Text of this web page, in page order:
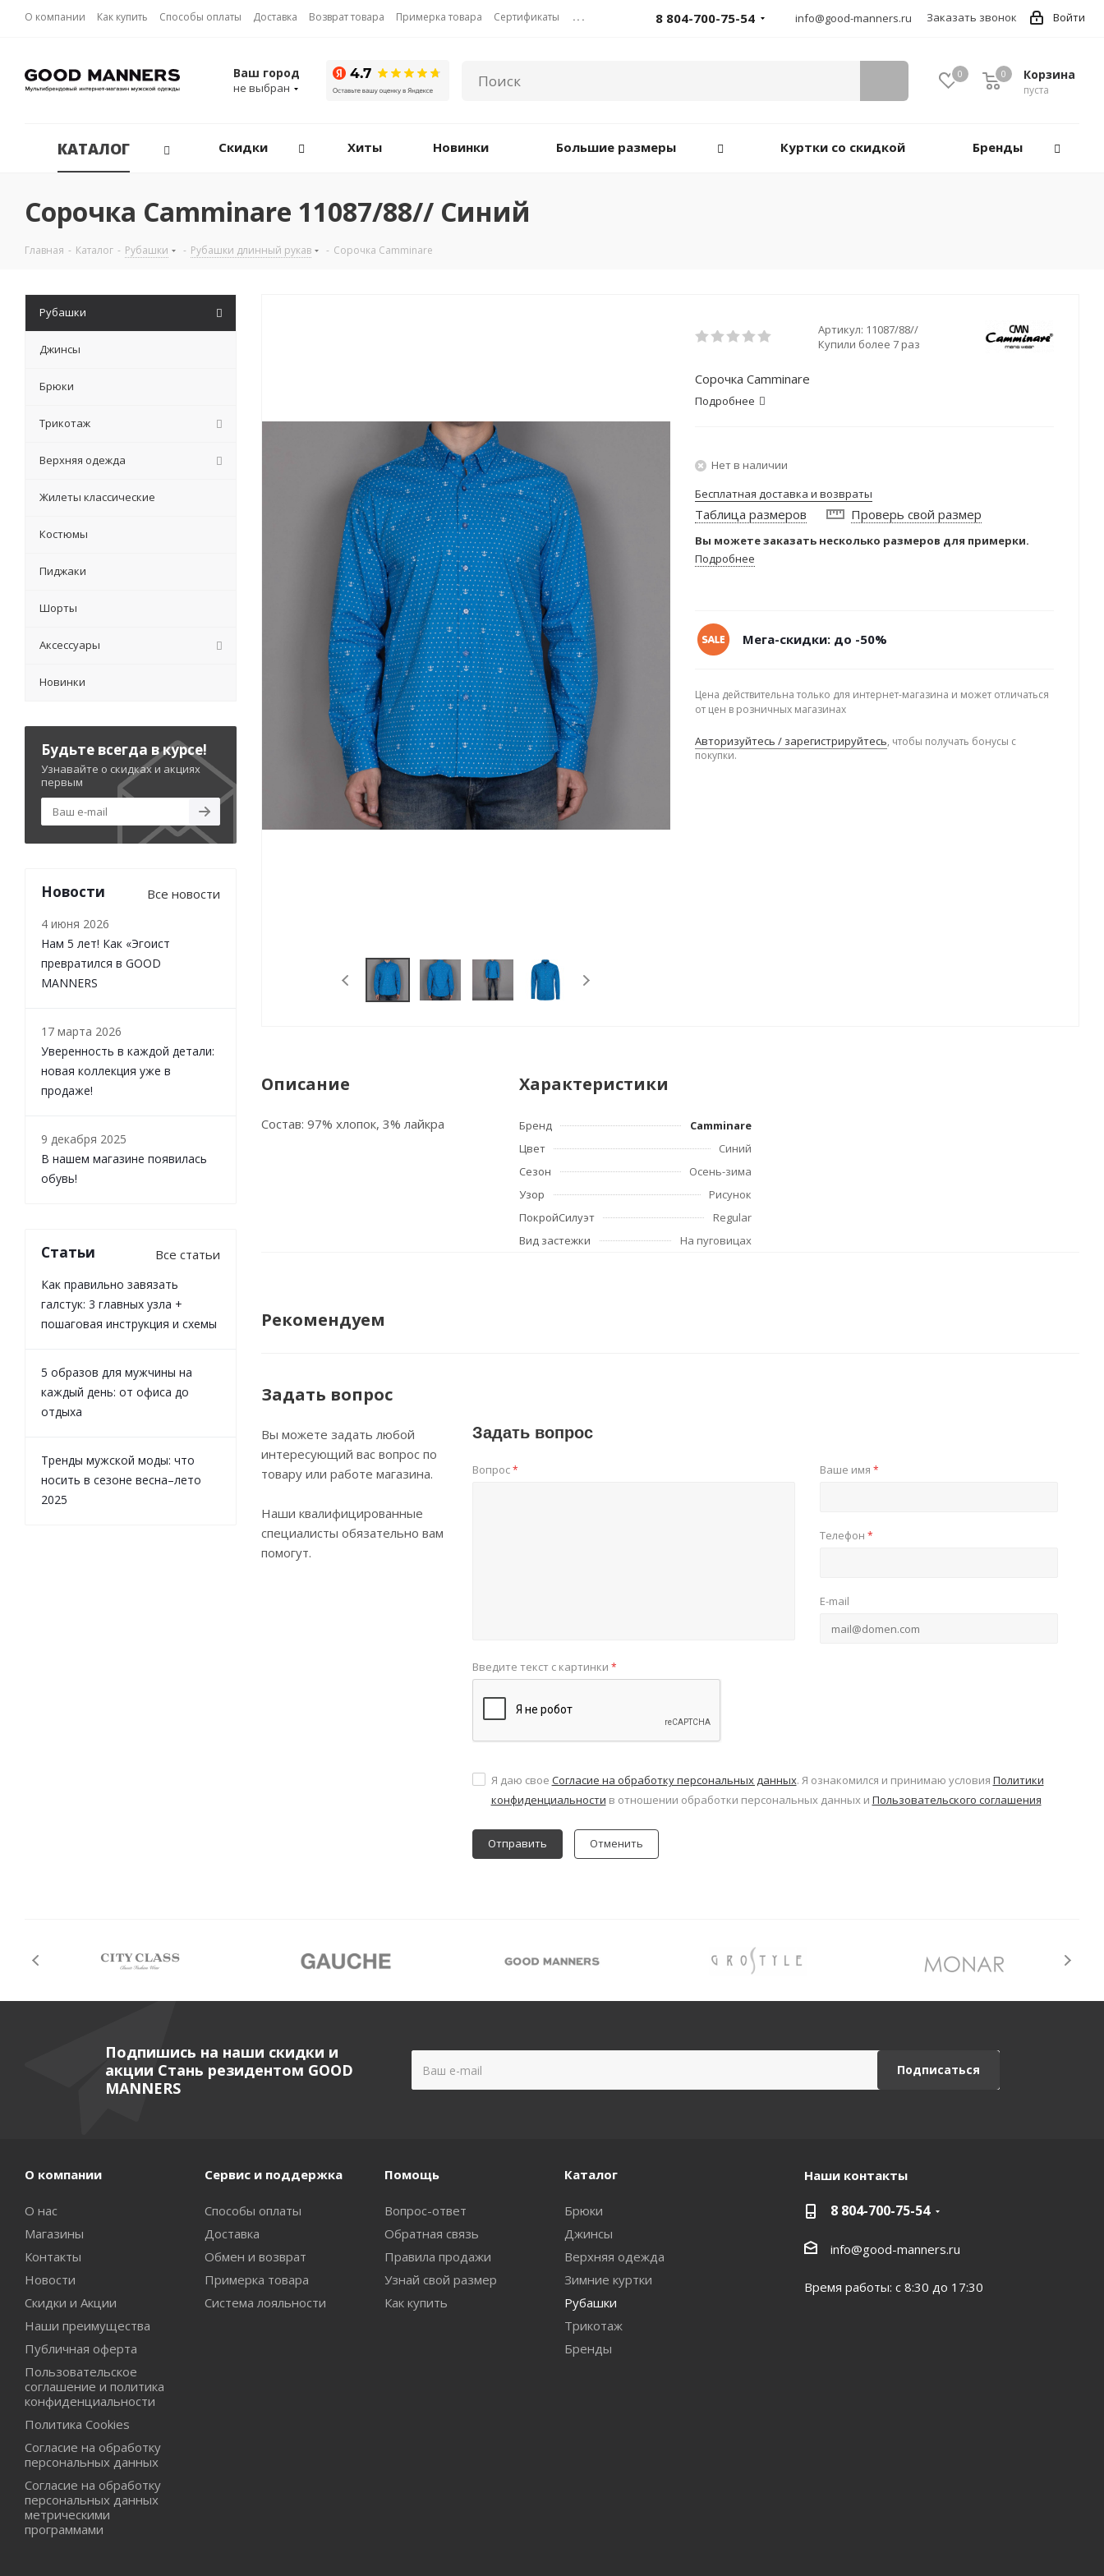
О компании Как купить Способы оплаты Доставка Возврат товара Примерка товара Сертификаты ... Войти
8 804-700-75-54 info@good-manners.ru Заказать звонок
Ваш город
не выбран
0 Корзина
пуста
0
КАТАЛОГ Скидки Хиты Новинки Большие размеры Куртки со скидкой Бренды
Сорочка Camminare 11087/88// Синий
Главная - Каталог - Рубашки - Рубашки длинный рукав - Сорочка Camminare
Артикул: 11087/88//
Купили более 7 раз
Сорочка Camminare
Подробнее
Нет в наличии
Бесплатная доставка и возвраты
Таблица размеров Проверь свой размер
Вы можете заказать несколько размеров для примерки.
Подробнее
Мега-скидки: до -50%
Цена действительна только для интернет-магазина и может отличаться
от цен в розничных магазинах
Авторизуйтесь / зарегистрируйтесь, чтобы получать бонусы с
покупки.
Описание
Состав: 97% хлопок, 3% лайкра
Характеристики
Бренд
Camminare
Цвет
Синий
Сезон
Осень-зима
Узор
Рисунок
ПокройСилуэт
Regular
Вид застежки
На пуговицах
Рекомендуем
Задать вопрос
Вы можете задать любой
интересующий вас вопрос по
товару или работе магазина.
Наши квалифицированные
специалисты обязательно вам
помогут.
Задать вопрос
Вопрос* Ваше имя *
Телефон *
E-mail
Введите текст с картинки *
Я даю свое Согласие на обработку персональных данных. Я ознакомился и принимаю условия Политики
конфиденциальности в отношении обработки персональных данных и Пользовательского соглашения
Отменить
Рубашки
Джинсы
Брюки
Трикотаж
Верхняя одежда
Жилеты классические
Костюмы
Пиджаки
Шорты
Аксессуары
Новинки
Будьте всегда в курсе!
Узнавайте о скидках и акциях
первым
Новости Все новости
4 июня 2026
Нам 5 лет! Как «Эгоист
превратился в GOOD
MANNERS
17 марта 2026
Уверенность в каждой детали:
новая коллекция уже в
продаже!
9 декабря 2025
В нашем магазине появилась
обувь!
Статьи Все статьи
Как правильно завязать
галстук: 3 главных узла +
пошаговая инструкция и схемы
5 образов для мужчины на
каждый день: от офиса до
отдыха
Тренды мужской моды: что
носить в сезоне весна–лето
2025
Подпишись на наши скидки и
акции Стань резидентом GOOD
MANNERS
О компании
О нас
Магазины
Контакты
Новости
Скидки и Акции
Наши преимущества
Публичная оферта
Пользовательское
соглашение и политика
конфиденциальности
Политика Cookies
Согласие на обработку
персональных данных
Согласие на обработку
персональных данных
метрическими
программами
Сервис и поддержка
Способы оплаты
Доставка
Обмен и возврат
Примерка товара
Система лояльности
Помощь
Вопрос-ответ
Обратная связь
Правила продажи
Узнай свой размер
Как купить
Каталог
Брюки
Джинсы
Верхняя одежда
Зимние куртки
Рубашки
Трикотаж
Бренды
Наши контакты
8 804-700-75-54
info@good-manners.ru
Время работы: с 8:30 до 17:30